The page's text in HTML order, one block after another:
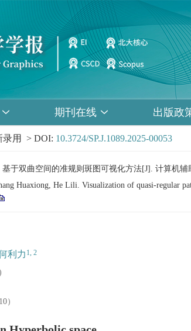
期刊在线 出版政
录用 > DOI: 10.3724/SP.J.1089.2025-00053
于双曲空间的准规则斑图可视化方法[J]. 计算机辅
Huaxiong, He Lili. Visualization of quasi-regular
利力 1, 2
）